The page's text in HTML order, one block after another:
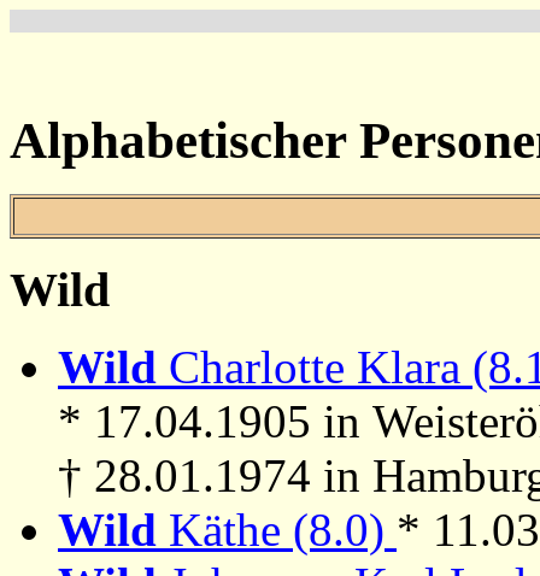
Alphabetischer
Wild
Wild Charlotte Klara
* 17.04.1905 in
† 28.01.1974 in
Wild Käthe (8.0) *